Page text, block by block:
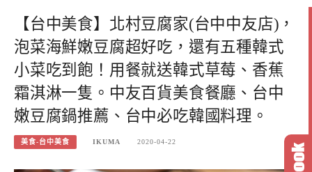
【台中美食】北村豆腐家(台中中友店)，
泡菜海鮮嫩豆腐超好吃，還有五種韓式
小菜吃到飽！用餐就送韓式草莓、香蕉
霜淇淋一隻。中友百貨美食餐廳、台中
嫩豆腐鍋推薦、台中必吃韓國料理。
美食-台中美食 IKUMA 2020-04-22